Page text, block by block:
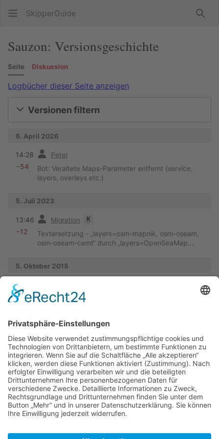
SkipperGuide
Sauzon: Versionsgeschichte
Seite Diskussion
Logbücher dieser Seite anzeigen
Versionen filtern
6. April 2026
14:28 Peter
−54
Bot: Veraltete Maps-Parameter entfernt (service,
layers, overlays etc.)
5. Juli 2023
13:46 Migration K
−12
Textersetzung - „layers=osm-mapnik, osm-oseam,
osm-oseam-cemt“ durch „layers=OpenSeaMap,
5. Oktober 2018
Vorherige
06:14
+33 auf OSM umgestellt
21. September 2016
Vorherige
09:46 Hbachmann
+287 Keine Bearbeitungszusammenfassung
Vorherige
09:41 Hbachmann
+1.669Die Seite wurde neu angelegt:
„{{Navigation|Seegebiet =Atlantik>Biskaya|Politisch
=Europa>Frankreich>Bretagne